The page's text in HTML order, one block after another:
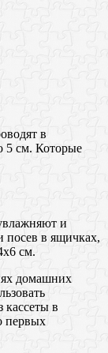
в
5 см. Которые
и
посев в ящичках,
см.
домашних
кассеты в
первых